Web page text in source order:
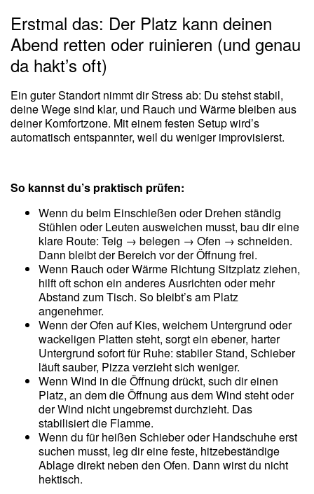
Erstmal das: Der Platz kann deinen
Abend retten oder ruinieren (und genau
da hakt’s oft)
Ein guter Standort nimmt dir Stress ab: Du stehst stabil,
deine Wege sind klar, und Rauch und Wärme bleiben aus
deiner Komfortzone. Mit einem festen Setup wird’s
automatisch entspannter, weil du weniger improvisierst.
So kannst du’s praktisch prüfen:
Wenn du beim Einschießen oder Drehen ständig
Stühlen oder Leuten ausweichen musst, bau dir eine
klare Route: Teig → belegen → Ofen → schneiden.
Dann bleibt der Bereich vor der Öffnung frei.
Wenn Rauch oder Wärme Richtung Sitzplatz ziehen,
hilft oft schon ein anderes Ausrichten oder mehr
Abstand zum Tisch. So bleibt’s am Platz
angenehmer.
Wenn der Ofen auf Kies, weichem Untergrund oder
wackeligen Platten steht, sorgt ein ebener, harter
Untergrund sofort für Ruhe: stabiler Stand, Schieber
läuft sauber, Pizza verzieht sich weniger.
Wenn Wind in die Öffnung drückt, such dir einen
Platz, an dem die Öffnung aus dem Wind steht oder
der Wind nicht ungebremst durchzieht. Das
stabilisiert die Flamme.
Wenn du für heißen Schieber oder Handschuhe erst
suchen musst, leg dir eine feste, hitzebeständige
Ablage direkt neben den Ofen. Dann wirst du nicht
hektisch.